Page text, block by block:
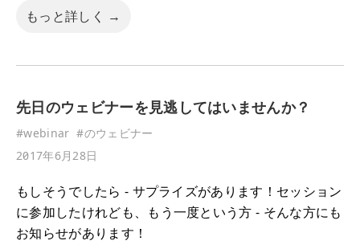
もっと詳しく →
先日のウェビナーを見逃してはいませんか？
#webinar #のウェビナー
2017年6月28日
もしそうでしたら - サプライズがあります！セッション
に参加したけれども、もう一度という方 - そんな方にも
お知らせがあります！